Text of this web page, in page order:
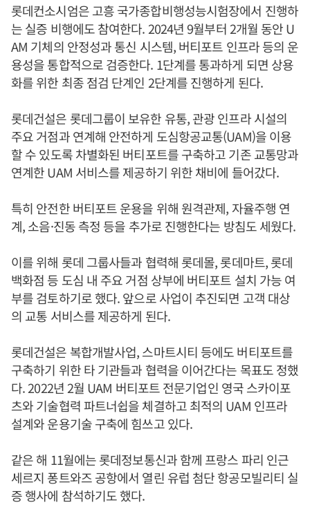
롯데컨소시엄은 고흥 국가종합비행성능시험장에서 진행하
는 실증 비행에도 참여한다. 2024년 9월부터 2개월 동안 U
AM 기체의 안정성과 통신 시스템, 버티포트 인프라 등의 운
용성을 통합적으로 검증한다. 1단계를 통과하게 되면 상용
화를 위한 최종 점검 단계인 2단계를 진행하게 된다.
롯데건설은 롯데그룹이 보유한 유통, 관광 인프라 시설의
주요 거점과 연계해 안전하게 도심항공교통(UAM)을 이용
할 수 있도록 차별화된 버티포트를 구축하고 기존 교통망과
연계한 UAM 서비스를 제공하기 위한 채비에 들어갔다.
특히 안전한 버티포트 운용을 위해 원격관제, 자율주행 연
계, 소음·진동 측정 등을 추가로 진행한다는 방침도 세웠다.
이를 위해 롯데 그룹사들과 협력해 롯데몰, 롯데마트, 롯데
백화점 등 도심 내 주요 거점 상부에 버티포트 설치 가능 여
부를 검토하기로 했다. 앞으로 사업이 추진되면 고객 대상
의 교통 서비스를 제공하게 된다.
롯데건설은 복합개발사업, 스마트시티 등에도 버티포트를
구축하기 위한 타 기관들과 협력을 이어간다는 목표도 정했
다. 2022년 2월 UAM 버티포트 전문기업인 영국 스카이포
츠와 기술협력 파트너쉽을 체결하고 최적의 UAM 인프라
설계와 운용기술 구축에 힘쓰고 있다.
같은 해 11월에는 롯데정보통신과 함께 프랑스 파리 인근
세르지 퐁트와즈 공항에서 열린 유럽 첨단 항공모빌리티 실
증 행사에 참석하기도 했다.